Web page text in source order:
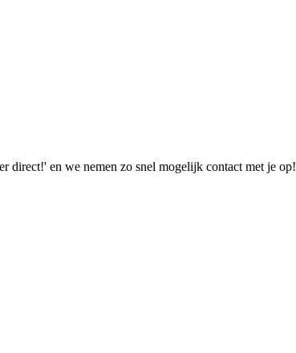
direct!' en we nemen zo snel mogelijk contact met je op!